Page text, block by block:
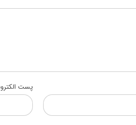
پست